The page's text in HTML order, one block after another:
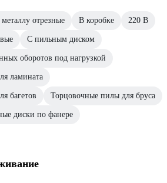
отрезные В коробке 220 В
С пильным диском
оборотов под нагрузкой
ламината
багетов Торцовочные пилы для бруса
диски по фанере